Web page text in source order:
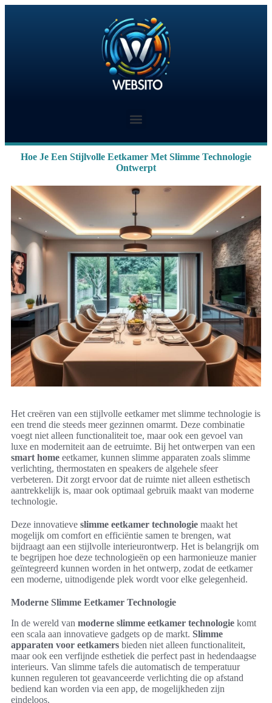
Hoe Je Een Stijlvolle Eetkamer Met Slimme Technologie
Ontwerpt
Het creëren van een stijlvolle eetkamer met slimme technologie is
een trend die steeds meer gezinnen omarmt. Deze combinatie
voegt niet alleen functionaliteit toe, maar ook een gevoel van
luxe en moderniteit aan de eetruimte. Bij het ontwerpen van een
smart home eetkamer, kunnen slimme apparaten zoals slimme
verlichting, thermostaten en speakers de algehele sfeer
verbeteren. Dit zorgt ervoor dat de ruimte niet alleen esthetisch
aantrekkelijk is, maar ook optimaal gebruik maakt van moderne
technologie.
Deze innovatieve slimme eetkamer technologie maakt het
mogelijk om comfort en efficiëntie samen te brengen, wat
bijdraagt aan een stijlvolle interieurontwerp. Het is belangrijk om
te begrijpen hoe deze technologieën op een harmonieuze manier
geïntegreerd kunnen worden in het ontwerp, zodat de eetkamer
een moderne, uitnodigende plek wordt voor elke gelegenheid.
Moderne Slimme Eetkamer Technologie
In de wereld van moderne slimme eetkamer technologie komt
een scala aan innovatieve gadgets op de markt. Slimme
apparaten voor eetkamers bieden niet alleen functionaliteit,
maar ook een verfijnde esthetiek die perfect past in hedendaagse
interieurs. Van slimme tafels die automatisch de temperatuur
kunnen reguleren tot geavanceerde verlichting die op afstand
bediend kan worden via een app, de mogelijkheden zijn
eindeloos.